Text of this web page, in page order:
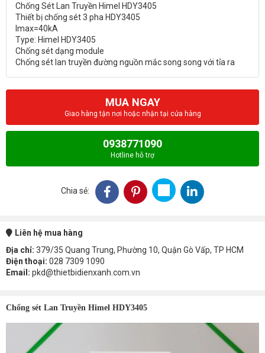
Chống Sét Lan Truyền Himel HDY3405
Thiết bị chống sét 3 pha HDY3405
Imax=40kA
Type: Himel HDY3405
Chống sét dạng module
MUA NGAY
Giao hàng tận nơi hoặc nhận tại cửa hàng
0938771090
Hotline hỗ trợ
Chia sẻ:
Liên hệ mua hàng
Địa chỉ: 379/35 Quang Trung, Phường 10, Quận Gò Vấp, TP HCM
Điện thoại: 028 7309 1090
Email: pkd@thietbidienxanh.com.vn
Chống sét Lan Truyền Himel HDY3405